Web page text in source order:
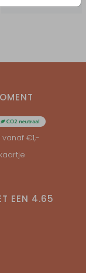
vanaf €1,-
EEN 4.65